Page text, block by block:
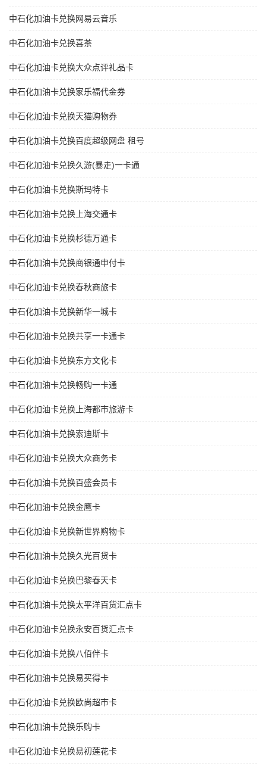
中石化加油卡兑换网易云音乐
中石化加油卡兑换喜茶
中石化加油卡兑换大众点评礼品卡
中石化加油卡兑换家乐福代金券
中石化加油卡兑换天猫购物券
中石化加油卡兑换百度超级网盘 租号
中石化加油卡兑换久游(暴走)一卡通
中石化加油卡兑换斯玛特卡
中石化加油卡兑换上海交通卡
中石化加油卡兑换杉德万通卡
中石化加油卡兑换商银通申付卡
中石化加油卡兑换春秋商旅卡
中石化加油卡兑换新华一城卡
中石化加油卡兑换共享一卡通卡
中石化加油卡兑换东方文化卡
中石化加油卡兑换畅购一卡通
中石化加油卡兑换上海都市旅游卡
中石化加油卡兑换索迪斯卡
中石化加油卡兑换大众商务卡
中石化加油卡兑换百盛会员卡
中石化加油卡兑换金鹰卡
中石化加油卡兑换新世界购物卡
中石化加油卡兑换久光百货卡
中石化加油卡兑换巴黎春天卡
中石化加油卡兑换太平洋百货汇点卡
中石化加油卡兑换永安百货汇点卡
中石化加油卡兑换八佰伴卡
中石化加油卡兑换易买得卡
中石化加油卡兑换欧尚超市卡
中石化加油卡兑换乐购卡
中石化加油卡兑换易初莲花卡